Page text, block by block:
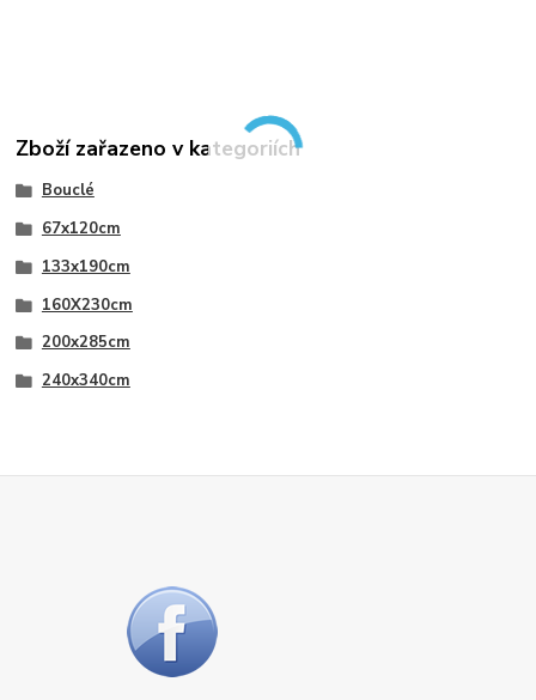
Zboží zařazeno v kategoriích
Bouclé
67x120cm
133x190cm
160X230cm
200x285cm
240x340cm